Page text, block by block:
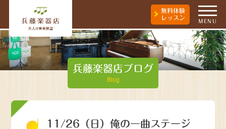
無料体験
レッスン
MENU
兵藤楽器店ブログ
Blog
11/26（日）俺の一曲ステージ